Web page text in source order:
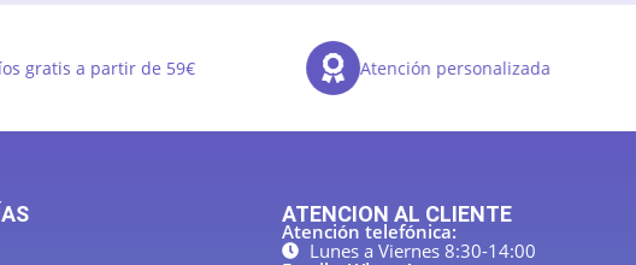
gratis a partir de 59€ Atención personalizada
ATENCION AL CLIENTE
Atención telefónica:
Lunes a Viernes 8:30-14:00